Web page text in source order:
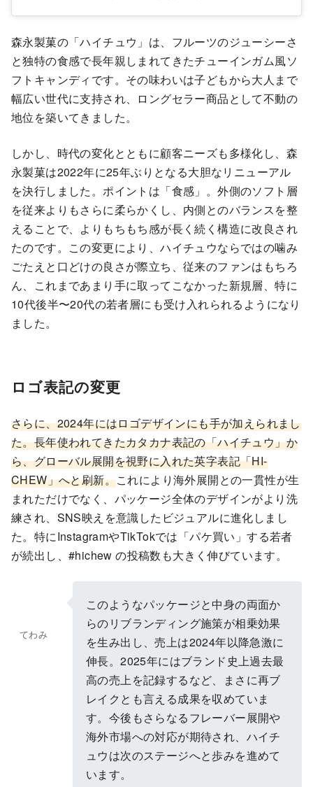
森永製菓の「ハイチュウ」は、フルーツのジューシーさ
と独特の食感で長年親しまれてきたチューインガム風ソ
フトキャンディです。その味わいは子どもから大人まで
幅広い世代に支持され、ロングセラー商品として不動の
地位を築いてきました。
しかし、時代の変化とともに顧客ニーズも多様化し、森
永製菓は2022年に25年ぶりとなる大胆なリニューアル
を決行しました。ポイントは「食感」。外側のソフト層
を従来よりもさらに柔らかくし、内側とのバランスを整
えることで、よりもちもち感が長く続く構造に改良され
たのです。この変更により、ハイチュウならではの噛み
ごたえと口どけの良さが際立ち、従来のファンはもちろ
ん、これまであまり手に取ってこなかった新規層、特に
10代後半〜20代の若者層にも受け入れられるようになり
ました。
ロゴ表記の変更
さらに、2024年にはロゴデザインにも手が加えられまし
た。長年使われてきたカタカナ表記の「ハイチュウ」か
ら、グローバル展開を視野に入れた英字表記「HI-
CHEW」へと刷新。これにより海外展開との一貫性が生
まれただけでなく、パッケージ全体のデザインがより洗
練され、SNS映えを意識したビジュアルに進化しまし
た。特にInstagramやTikTokでは「パケ買い」する若者
が続出し、#hichew の投稿数も大きく伸びています。
てわみ
このようなパッケージと中身の両面か
らのリブランディング施策が相乗効果
を生み出し、売上は2024年以降急激に
伸長。2025年にはブランド史上過去最
高の売上を記録するなど、まさに再ブ
レイクとも言える成果を収めていま
す。今後もさらなるフレーバー展開や
海外市場への対応が期待され、ハイチ
ュウは次のステージへと歩みを進めて
います。